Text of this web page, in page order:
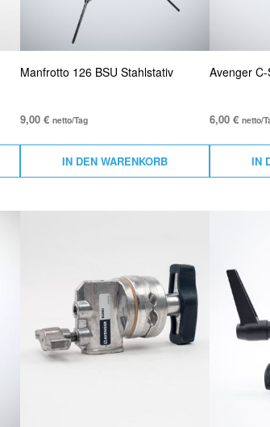
Manfrotto 126 BSU Stahlstativ
9,00€ netto/Tag
IN DEN WARENKORB
Avenger
6,00€ netto/
IN